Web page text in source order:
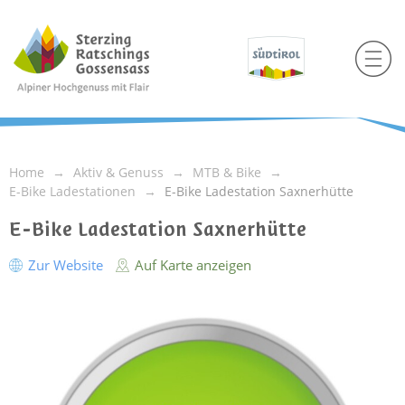
Home Aktiv & Genuss
MTB & Bike
E-Bike Ladestationen
E-Bike Ladestation Saxnerhütte
E-Bike Ladestation Saxnerhütte
Zur Website Auf Karte anzeigen